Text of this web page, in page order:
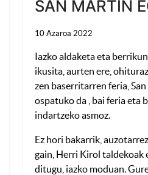
SAN MARTIN
10 Azaroa 2022
Iazko aldaketa eta
ikusita, aurten ere,
zen baserritarren feria,
ospatuko da , bai feria eta
indartzeko asmoz.
Ez hori bakarrik,
gain, Herri Kirol taldekoak
ditugu, iazko moduan.